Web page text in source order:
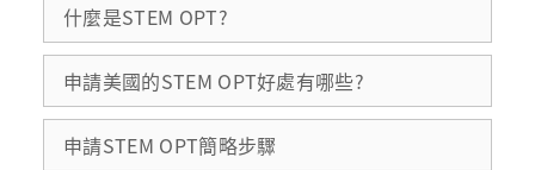
什麼是STEM OPT?
申請美國的STEM OPT好處有哪些?
申請STEM OPT簡略步驟